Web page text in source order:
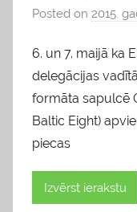
Posted on 2015.
6. un 7. maijā ka
delegācijas
formāta sapulcē
Baltic Eight)
piecas
Izvērst ierakstu